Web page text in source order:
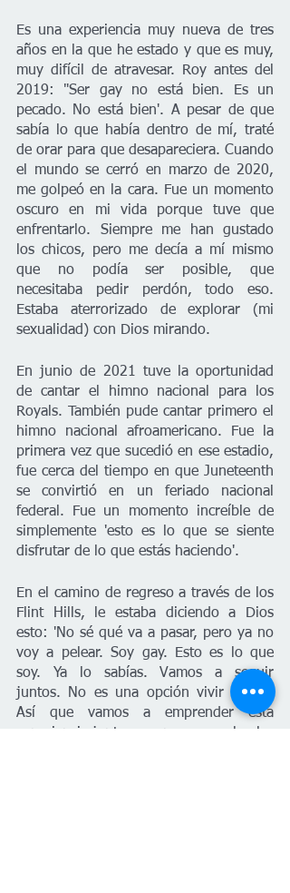
Es una experiencia muy nueva de tres
años en la que he estado y que es muy,
muy difícil de atravesar. Roy antes del
2019: "Ser gay no está bien. Es un
pecado. No está bien'. A pesar de que
sabía lo que había dentro de mí, traté
de orar para que desapareciera. Cuando
el mundo se cerró en marzo de 2020,
me golpeó en la cara. Fue un momento
oscuro en mi vida porque tuve que
enfrentarlo. Siempre me han gustado
los chicos, pero me decía a mí mismo
que no podía ser posible, que
necesitaba pedir perdón, todo eso.
Estaba aterrorizado de explorar (mi
sexualidad) con Dios mirando.
En junio de 2021 tuve la oportunidad
de cantar el himno nacional para los
Royals. También pude cantar primero el
himno nacional afroamericano. Fue la
primera vez que sucedió en ese estadio,
fue cerca del tiempo en que Juneteenth
se convirtió en un feriado nacional
federal. Fue un momento increíble de
simplemente 'esto es lo que se siente
disfrutar de lo que estás haciendo'.
En el camino de regreso a través de los
Flint Hills, le estaba diciendo a Dios
esto: 'No sé qué va a pasar, pero ya no
voy a pelear. Soy gay. Esto es lo que
soy. Ya lo sabías. Vamos a seguir
juntos. No es una opción vivir sin Ti.
Así que vamos a emprender esta